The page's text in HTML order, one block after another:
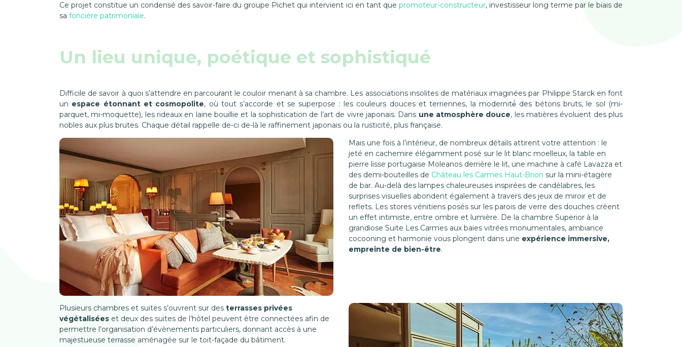
Ce projet constitue un condensé des savoir-faire du groupe Pichet qui intervient ici en tant que promoteur-constructeur, investisseur long terme par le biais de
sa foncière patrimoniale.
Un lieu unique, poétique et sophistiqué
Difficile de savoir à quoi s’attendre en parcourant le couloir menant à sa chambre. Les associations insolites de matériaux imaginées par Philippe Starck en font
un espace étonnant et cosmopolite, où tout s’accorde et se superpose : les couleurs douces et terriennes, la modernité́ des bétons bruts, le sol (mi-
parquet, mi-moquette), les rideaux en laine bouillie et la sophistication de l’art de vivre japonais. Dans une atmosphère douce, les matières évoluent des plus
nobles aux plus brutes. Chaque détail rappelle de-ci de-là le raffinement japonais ou la rusticité, plus française.
Mais une fois à l’intérieur, de nombreux détails attirent votre attention : le
jeté en cachemire élégamment posé sur le lit blanc moelleux, la table en
pierre lisse portugaise Moleanos derrière le lit, une machine à café Lavazza et
des demi-bouteilles de Château les Carmes Haut-Brion sur la mini-étagère
de bar. Au-delà des lampes chaleureuses inspirées de candélabres, les
surprises visuelles abondent également à travers des jeux de miroir et de
reflets. Les stores vénitiens posés sur les parois de verre des douches créent
un effet intimiste, entre ombre et lumière. De la chambre Superior à la
grandiose Suite Les Carmes aux baies vitrées monumentales, ambiance
cocooning et harmonie vous plongent dans une expérience immersive,
empreinte de bien-être.
Plusieurs chambres et suites s’ouvrent sur des terrasses privées
végétalisées et deux des suites de l’hôtel peuvent être connectées afin de
permettre l’organisation d’évènements particuliers, donnant accès à une
majestueuse terrasse aménagée sur le toit-façade du bâtiment.